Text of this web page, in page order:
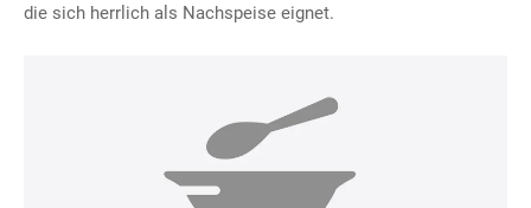
die sich herrlich als Nachspeise eignet.